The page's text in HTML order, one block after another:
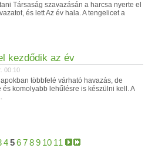
Társaság szavazásán a harcsa nyerte el
és lett Az év hala. A tengelicet a
kezdődik az év
00:10
többfelé várható havazás, de
és komolyabb lehűlésre is készülni kell. A
456789 10 11